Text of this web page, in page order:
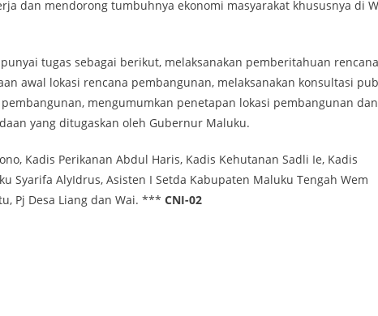
dan mendorong tumbuhnya ekonomi masyarakat khususnya di
tugas sebagai berikut, melaksanakan pemberitahuan rencana
awal lokasi rencana pembangunan, melaksanakan konsultasi
mengumumkan penetapan lokasi pembangunan dan
yang ditugaskan oleh Gubernur Maluku.
Kadis Perikanan Abdul Haris, Kadis Kehutanan Sadli Ie, Kadis
Syarifa AlyIdrus, Asisten I Setda Kabupaten Maluku Tengah Wem
Pj Desa Liang dan Wai. *** CNI-02